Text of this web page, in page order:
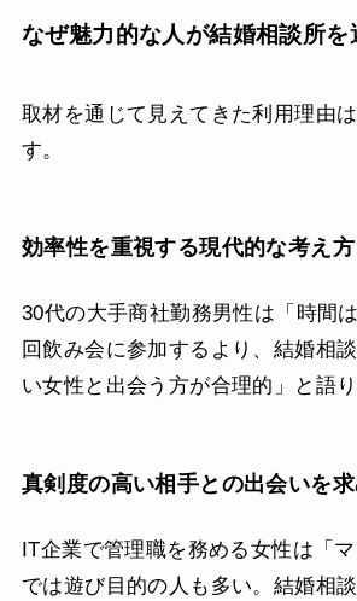
なぜ魅力的な人が結婚相談所を
取材を通じて見えてきた利用理由
す。
効率性を重視する現代的な考え方
30代の大手商社勤務男性は「時間
回飲み会に参加するより、結婚相
い女性と出会う方が合理的」と語り
真剣度の高い相手との出会いを
IT企業で管理職を務める女性は「
では遊び目的の人も多い。結婚相